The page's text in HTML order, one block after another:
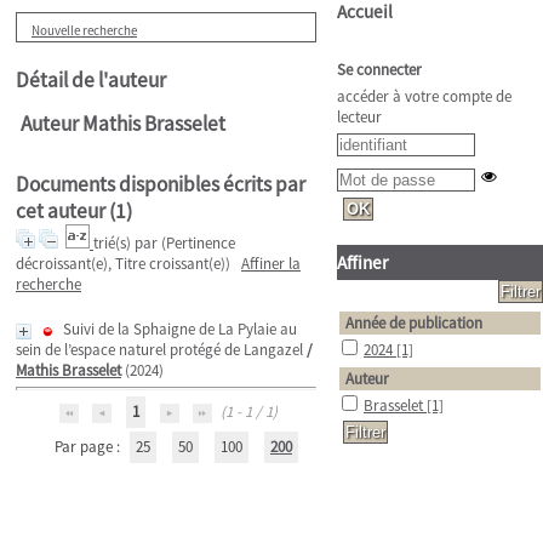
Nouvelle recherche
Détail de l'auteur
Auteur Mathis Brasselet
Documents disponibles écrits par
cet auteur (1)
trié(s) par (Pertinence
décroissant(e), Titre croissant(e)) Affiner la
recherche
Suivi de la Sphaigne de La Pylaie au
sein de l’espace naturel protégé de Langazel/
Mathis Brasselet(2024)
1
(1 - 1 / 1)
Par page :
25 50 100 200
Accueil
Se connecter
accéder à votre compte de
lecteur
Affiner
Année de publication
2024 [1]
Auteur
Brasselet [1]